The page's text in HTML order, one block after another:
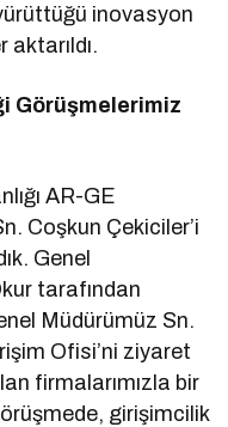
inovasyon
aktarıldı.
Görüşmelerimiz
AR-GE
Coşkun Çekiciler’i
Genel
tarafından
Müdürümüz Sn.
Ofisi’ni ziyaret
firmalarımızla bir
girişimcilik